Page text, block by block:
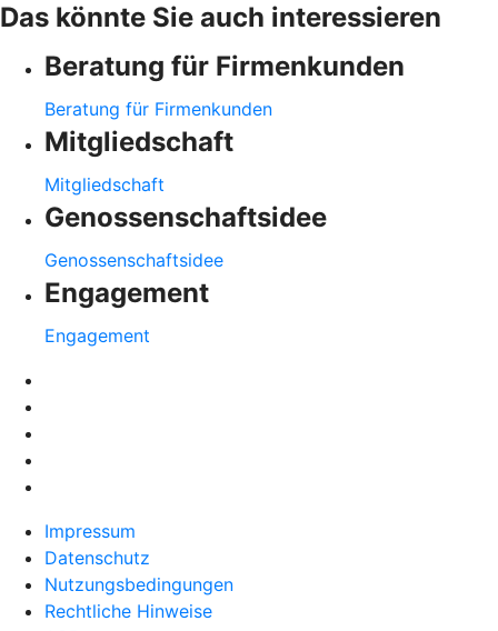
Das könnte Sie auch interessieren
Beratung für Firmenkunden
Beratung für Firmenkunden
Mitgliedschaft
Mitgliedschaft
Genossenschaftsidee
Genossenschaftsidee
Engagement
Engagement
Impressum
Datenschutz
Nutzungsbedingungen
Rechtliche Hinweise